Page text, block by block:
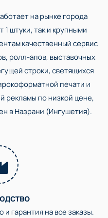
на рынке города
1 штуки, так и крупными
качественный сервис
ролл-апов, выставочных
строки, светящихся
печати и
рекламы по низкой цене,
в Назрани (Ингушетия).
гарантия на все заказы.